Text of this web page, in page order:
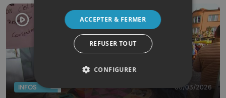
INFOS 06/03/2026
ACCEPTER & FERMER
REFUSER TOUT
CONFIGURER